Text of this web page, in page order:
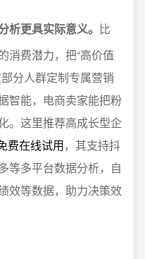
析更具实际意义。 比
消费潜力，把“高价值
分人群定制专属营销
智能，电商卖家能把粉
。这里推荐高成长型企
费在线试用，其支持抖
等多平台数据分析，自
效等数据，助力决策效